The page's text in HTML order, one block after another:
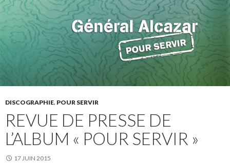
DISCOGRAPHIE, POUR SERVIR
REVUE DE PRESSE DE
L’ALBUM « POUR SERVIR »
17 JUIN 2015